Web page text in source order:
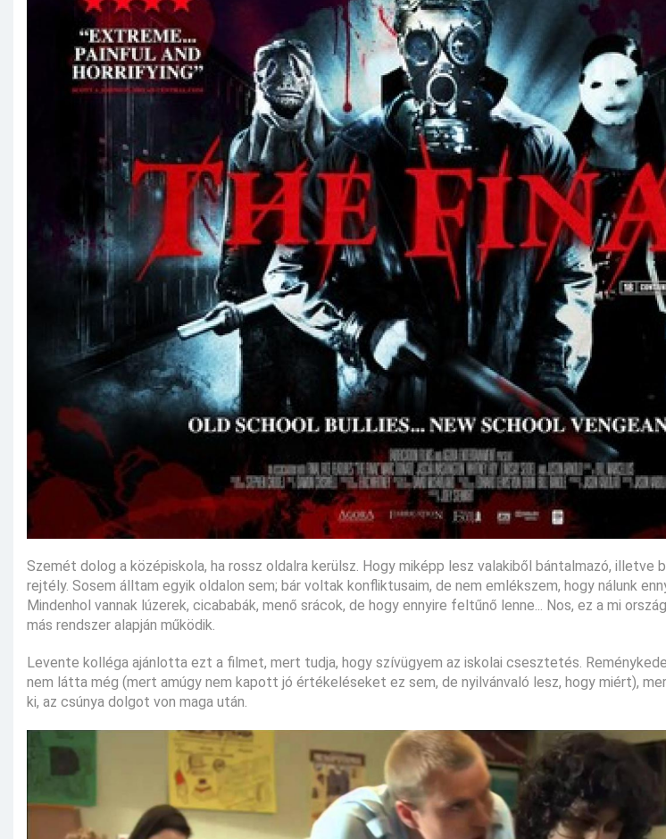
Szemét dolog a középiskola, ha rossz oldalra kerülsz. Hogy miképp lesz valakiből bántalmazó, illetve
rejtély. Sosem álltam egyik oldalon sem; bár voltak konfliktusaim, de nem emlékszem, hogy nálunk
Mindenhol vannak lúzerek, cicababák, menő srácok, de hogy ennyire feltűnő lenne... Nos, ez a mi
más rendszer alapján működik.
Levente kolléga ajánlotta ezt a filmet, mert tudja, hogy szívügyem az iskolai csesztetés.
nem látta még (mert amúgy nem kapott jó értékeléseket ez sem, de nyilvánvaló lesz, hogy miért),
ki, az csúnya dolgot von maga után.